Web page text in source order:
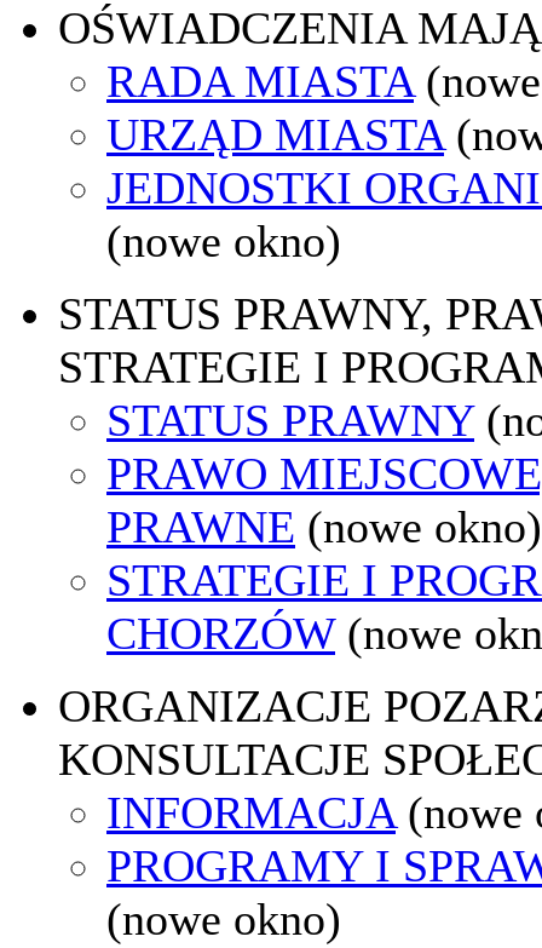
OŚWIADCZENIA
RADA MIASTA
URZĄD MIASTA
JEDNOSTKI
(nowe okno)
STATUS PRAWNY,
STRATEGIE I
STATUS PRAWNY
PRAWO
PRAWNE (nowe okno)
STRATEGIE I
CHORZÓW (nowe
ORGANIZACJE
KONSULTACJE
INFORMACJA (nowe
PROGRAMY I
(nowe okno)